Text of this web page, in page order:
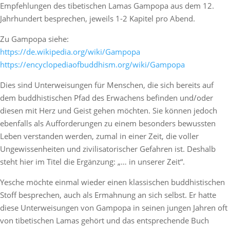
Empfehlungen des tibetischen Lamas Gampopa aus dem 12.
Jahrhundert besprechen, jeweils 1-2 Kapitel pro Abend.
Zu Gampopa siehe:
https://de.wikipedia.org/wiki/Gampopa
https://encyclopediaofbuddhism.org/wiki/Gampopa
Dies sind Unterweisungen für Menschen, die sich bereits auf
dem buddhistischen Pfad des Erwachens befinden und/oder
diesen mit Herz und Geist gehen möchten. Sie können jedoch
ebenfalls als Aufforderungen zu einem besonders bewussten
Leben verstanden werden, zumal in einer Zeit, die voller
Ungewissenheiten und zivilisatorischer Gefahren ist. Deshalb
steht hier im Titel die Ergänzung: „… in unserer Zeit“.
Yesche möchte einmal wieder einen klassischen buddhistischen
Stoff besprechen, auch als Ermahnung an sich selbst. Er hatte
diese Unterweisungen von Gampopa in seinen jungen Jahren oft
von tibetischen Lamas gehört und das entsprechende Buch